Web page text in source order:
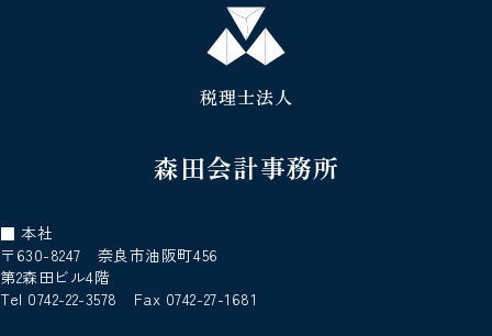
森田会計事務所
税理士法人
■ 本社
〒630-8247 奈良市油阪町456
第2森田ビル4階
Tel 0742-22-3578 Fax 0742-27-1681